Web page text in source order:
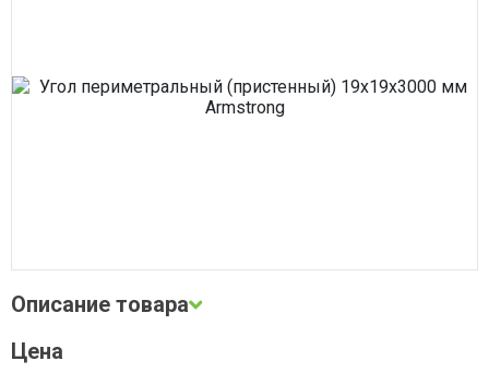
Сварочное оборудование
Система водоочистки Alta Group
Электротехнические товары
Описание товара
Описание и фото товара, технические характеристики, габариты,
Цена